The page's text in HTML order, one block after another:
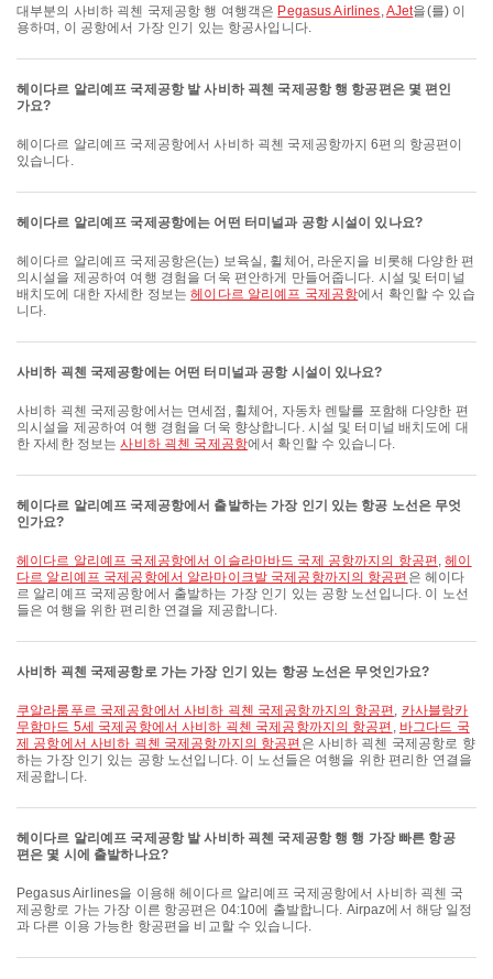
대부분의 사비하 괵첸 국제공항 행 여행객은 Pegasus Airlines,AJet을(를) 이
용하며, 이 공항에서 가장 인기 있는 항공사입니다.
헤이다르 알리예프 국제공항 발 사비하 괵첸 국제공항 행 항공편은 몇 편인
가요?
헤이다르 알리예프 국제공항에서 사비하 괵첸 국제공항까지 6편의 항공편이
있습니다.
헤이다르 알리예프 국제공항에는 어떤 터미널과 공항 시설이 있나요?
헤이다르 알리예프 국제공항은(는) 보육실, 휠체어, 라운지을 비롯해 다양한 편
의시설을 제공하여 여행 경험을 더욱 편안하게 만들어줍니다. 시설 및 터미널
배치도에 대한 자세한 정보는헤이다르 알리예프 국제공항에서 확인할 수 있습
니다.
사비하 괵첸 국제공항에는 어떤 터미널과 공항 시설이 있나요?
사비하 괵첸 국제공항에서는 면세점, 휠체어, 자동차 렌탈를 포함해 다양한 편
의시설을 제공하여 여행 경험을 더욱 향상합니다. 시설 및 터미널 배치도에 대
한 자세한 정보는사비하 괵첸 국제공항에서 확인할 수 있습니다.
헤이다르 알리예프 국제공항에서 출발하는 가장 인기 있는 항공 노선은 무엇
인가요?
헤이다르 알리예프 국제공항에서 이슬라마바드 국제 공항까지의 항공편 ,헤이
다르 알리예프 국제공항에서 알라마이크발 국제공항까지의 항공편 은 헤이다
르 알리예프 국제공항에서 출발하는 가장 인기 있는 공항 노선입니다. 이 노선
들은 여행을 위한 편리한 연결을 제공합니다.
사비하 괵첸 국제공항로 가는 가장 인기 있는 항공 노선은 무엇인가요?
쿠알라룸푸르 국제공항에서 사비하 괵첸 국제공항까지의 항공편 , 카사블랑카
무함마드 5세 국제공항에서 사비하 괵첸 국제공항까지의 항공편 , 바그다드 국
제 공항에서 사비하 괵첸 국제공항까지의 항공편 은 사비하 괵첸 국제공항로 향
하는 가장 인기 있는 공항 노선입니다. 이 노선들은 여행을 위한 편리한 연결을
제공합니다.
헤이다르 알리예프 국제공항 발 사비하 괵첸 국제공항 행 행 가장 빠른 항공
편은 몇 시에 출발하나요?
Pegasus Airlines을 이용해 헤이다르 알리예프 국제공항에서 사비하 괵첸 국
제공항로 가는 가장 이른 항공편은 04:10에 출발합니다. Airpaz에서 해당 일정
과 다른 이용 가능한 항공편을 비교할 수 있습니다.